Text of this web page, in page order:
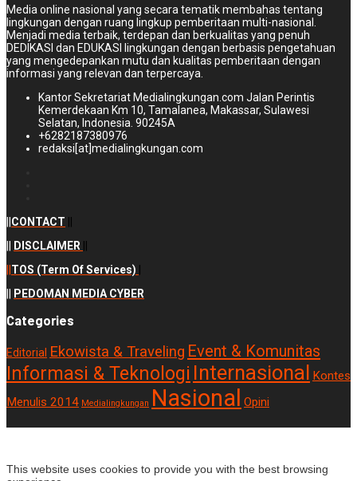
Media online nasional yang secara tematik membahas tentang
lingkungan dengan ruang lingkup pemberitaan multi-nasional.
Menjadi media terbaik, terdepan dan berkualitas yang penuh
DEDIKASI dan EDUKASI lingkungan dengan berbasis pengetahuan
yang mengedepankan mutu dan kualitas pemberitaan dengan
informasi yang relevan dan terpercaya.
Kantor Sekretariat Medialingkungan.com Jalan Perintis
Kemerdekaan Km 10, Tamalanea, Makassar, Sulawesi
Selatan, Indonesia. 90245A
+6282187380976
redaksi[at]medialingkungan.com
CONTACT
DISCLAIMER
TOS (Term Of Services)
PEDOMAN MEDIA CYBER
Categories
Editorial Ekowista & Traveling Event & Komunitas
Informasi & Teknologi Internasional Kontes
Menulis 2014 Medialingkungan Nasional Opini
This website uses cookies to provide you with the best browsing